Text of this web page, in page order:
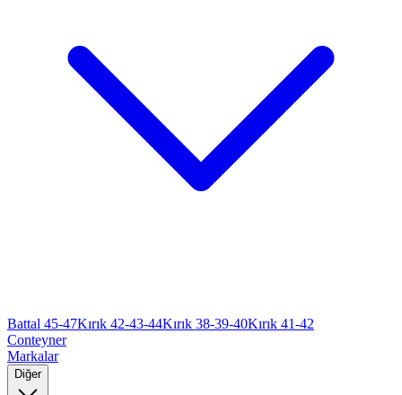
Battal 45-47Kırık 42-43-44Kırık 38-39-40Kırık 41-42
Conteyner
Markalar
Diğer